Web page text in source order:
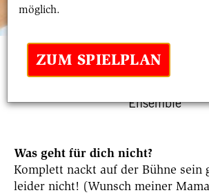
möglich.
ZUM SPIELPLAN
Jawad
Ensemble
Was geht für dich nicht?
Komplett nackt auf der Bühne sein
leider nicht! (Wunsch meiner